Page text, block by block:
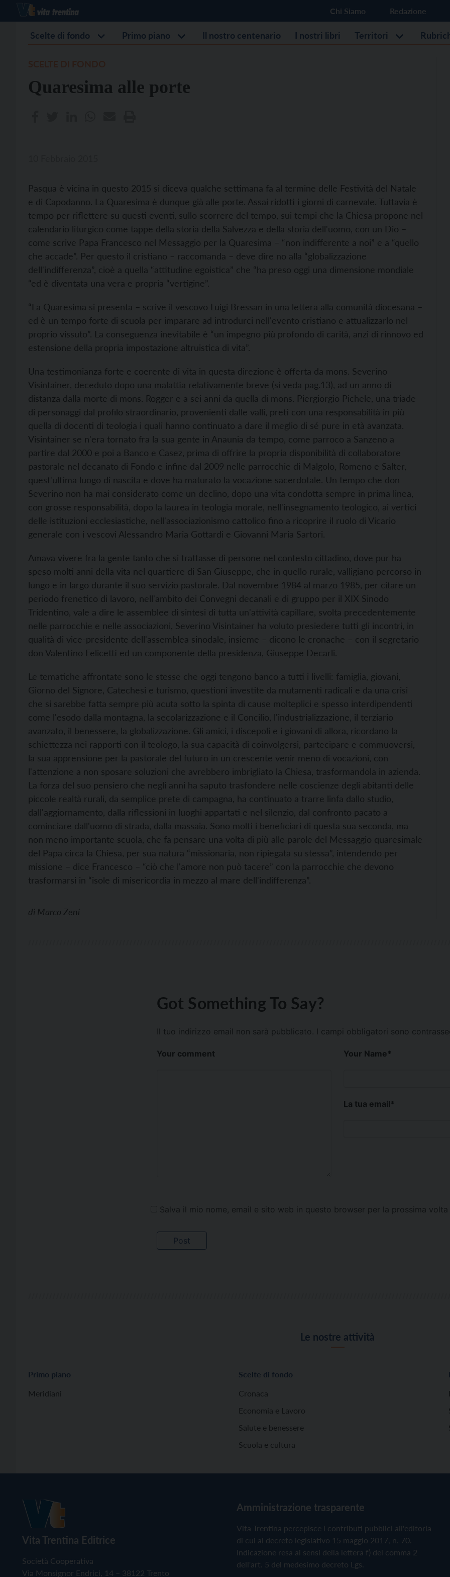
Chi Siamo Redazione
Scelte di fondo Primo piano Il nostro centenario I nostri libri Territori
Quaresima alle porte
Pasqua è vicina in questo 2015 si diceva qualche settimana fa al termine delle Festività del Natale
e di Capodanno. La Quaresima è dunque già alle porte. Assai ridotti i giorni di carnevale. Tuttavia è
tempo per riflettere su questi eventi, sullo scorrere del tempo, sui tempi che la Chiesa propone nel
calendario liturgico come tappe della storia della Salvezza e della storia dell'uomo, con un Dio –
come scrive Papa Francesco nel Messaggio per la Quaresima – “non indifferente a noi” e a “quello
che accade”. Per questo il cristiano – raccomanda – deve dire no alla “globalizzazione
dell'indifferenza”, cioè a quella “attitudine egoistica” che “ha preso oggi una dimensione mondiale
“ed è diventata una vera e propria “vertigine”.
“La Quaresima si presenta – scrive il vescovo Luigi Bressan in una lettera alla comunità diocesana –
ed è un tempo forte di scuola per imparare ad introdurci nell'evento cristiano e attualizzarlo nel
proprio vissuto”. La conseguenza inevitabile è “un impegno più profondo di carità, anzi di rinnovo ed
estensione della propria impostazione altruistica di vita”.
Una testimonianza forte e coerente di vita in questa direzione è offerta da mons. Severino
Visintainer, deceduto dopo una malattia relativamente breve (si veda pag.13), ad un anno di
distanza dalla morte di mons. Rogger e a sei anni da quella di mons. Piergiorgio Pichele, una triade
di personaggi dal profilo straordinario, provenienti dalle valli, preti con una responsabilità in più
quella di docenti di teologia i quali hanno continuato a dare il meglio di sé pure in età avanzata.
Visintainer se n'era tornato fra la sua gente in Anaunia da tempo, come parroco a Sanzeno a
partire dal 2000 e poi a Banco e Casez, prima di offrire la propria disponibilità di collaboratore
pastorale nel decanato di Fondo e infine dal 2009 nelle parrocchie di Malgolo, Romeno e Salter,
quest'ultima luogo di nascita e dove ha maturato la vocazione sacerdotale. Un tempo che don
Severino non ha mai considerato come un declino, dopo una vita condotta sempre in prima linea,
con grosse responsabilità, dopo la laurea in teologia morale, nell'insegnamento teologico, ai vertici
delle istituzioni ecclesiastiche, nell'associazionismo cattolico fino a ricoprire il ruolo di Vicario
generale con i vescovi Alessandro Maria Gottardi e Giovanni Maria Sartori.
Amava vivere fra la gente tanto che si trattasse di persone nel contesto cittadino, dove pur ha
speso molti anni della vita nel quartiere di San Giuseppe, che in quello rurale, valligiano percorso in
lungo e in largo durante il suo servizio pastorale. Dal novembre 1984 al marzo 1985, per citare un
periodo frenetico di lavoro, nell'ambito dei Convegni decanali e di gruppo per il XIX Sinodo
Tridentino, vale a dire le assemblee di sintesi di tutta un'attività capillare, svolta precedentemente
nelle parrocchie e nelle associazioni, Severino Visintainer ha voluto presiedere tutti gli incontri, in
qualità di vice-presidente dell'assemblea sinodale, insieme – dicono le cronache – con il segretario
don Valentino Felicetti ed un componente della presidenza, Giuseppe Decarli.
Le tematiche affrontate sono le stesse che oggi tengono banco a tutti i livelli: famiglia, giovani,
Giorno del Signore, Catechesi e turismo, questioni investite da mutamenti radicali e da una crisi
che si sarebbe fatta sempre più acuta sotto la spinta di cause molteplici e spesso interdipendenti
come l'esodo dalla montagna, la secolarizzazione e il Concilio, l'industrializzazione, il terziario
avanzato, il benessere, la globalizzazione. Gli amici, i discepoli e i giovani di allora, ricordano la
schiettezza nei rapporti con il teologo, la sua capacità di coinvolgersi, partecipare e commuoversi,
la sua apprensione per la pastorale del futuro in un crescente venir meno di vocazioni, con
l'attenzione a non sposare soluzioni che avrebbero imbrigliato la Chiesa, trasformandola in azienda.
La forza del suo pensiero che negli anni ha saputo trasfondere nelle coscienze degli abitanti delle
piccole realtà rurali, da semplice prete di campagna, ha continuato a trarre linfa dallo studio,
dall'aggiornamento, dalla riflessioni in luoghi appartati e nel silenzio, dal confronto pacato a
cominciare dall'uomo di strada, dalla massaia. Sono molti i beneficiari di questa sua seconda, ma
non meno importante scuola, che fa pensare una volta di più alle parole del Messaggio quaresimale
del Papa circa la Chiesa, per sua natura “missionaria, non ripiegata su stessa”, intendendo per
missione – dice Francesco – “ciò che l'amore non può tacere” con la parrocchie che devono
trasformarsi in “isole di misericordia in mezzo al mare dell'indifferenza”.
di Marco Zeni
Got Something To Say?
Il tuo indirizzo email non sarà pubblicato. I campi obbligatori sono
Your comment Your Name*
La tua email*
Salva il mio nome, email e sito web in questo browser per la prossima
Le nostre attività
Primo piano
Meridiani
Scelte di fondo
Cronaca
Economia e Lavoro
Salute e benessere
Scuola e cultura
Vita Trentina Editrice
Società Cooperativa
Via Monsignor Endrici, 14 – 38122 Trento
Amministrazione trasparente
Vita Trentina percepisce i contributi pubblici all'editoria
di cui al decreto legislativo 15 maggio 2017, n. 70.
Indicazione resa ai sensi della lettera f) del comma 2
dell'art. 5 del medesimo decreto Lgs.